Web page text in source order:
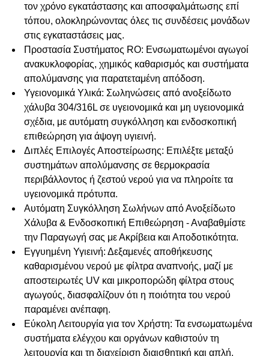
τον χρόνο εγκατάστασης και αποσφαλμάτωσης επί
τόπου, ολοκληρώνοντας όλες τις συνδέσεις μονάδων
στις εγκαταστάσεις μας.
Προστασία Συστήματος RO: Ενσωματωμένοι αγωγοί
ανακυκλοφορίας, χημικός καθαρισμός και συστήματα
απολύμανσης για παρατεταμένη απόδοση.
Υγειονομικά Υλικά: Σωληνώσεις από ανοξείδωτο
χάλυβα 304/316L σε υγειονομικά και μη υγειονομικά
σχέδια, με αυτόματη συγκόλληση και ενδοσκοπική
επιθεώρηση για άψογη υγιεινή.
Διπλές Επιλογές Αποστείρωσης: Επιλέξτε μεταξύ
συστημάτων απολύμανσης σε θερμοκρασία
περιβάλλοντος ή ζεστού νερού για να πληροίτε τα
υγειονομικά πρότυπα.
Αυτόματη Συγκόλληση Σωλήνων από Ανοξείδωτο
Χάλυβα & Ενδοσκοπική Επιθεώρηση -Αναβαθμίστε
την Παραγωγή σας με Ακρίβεια και Αποδοτικότητα.
Εγγυημένη Υγιεινή: Δεξαμενές αποθήκευσης
καθαρισμένου νερού με φίλτρα αναπνοής, μαζί με
αποστειρωτές UV και μικροπορώδη φίλτρα στους
αγωγούς, διασφαλίζουν ότι η ποιότητα του νερού
παραμένει ανέπαφη.
Εύκολη Λειτουργία για τον Χρήστη: Τα ενσωματωμένα
συστήματα ελέγχου και οργάνων καθιστούν τη
λειτουργία και τη διαχείριση διαισθητική και απλή.